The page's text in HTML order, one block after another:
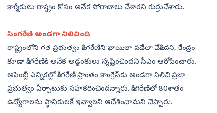
కార్మీకులు రాష్ట్రం కోసం అనేక పోరాటాలు చేశారని గుర్తుచేశారు.
సింగరేణి అండగా నిలిచింది
రాష్ట్రంలోని గత ప్రభుత్వం సింగరేణిని ఖాయిలా పడేలా చేసిందని, కేంద్రం
కూడా సింగరేణికి అనేక అడ్డంకులు సృష్టించిందని సీఎం ఆరోపించారు.
అసెంబ్లీ ఎన్నికల్లో సింగరేణి ప్రాంతం కాంగ్రెస్‌కు అండగా నిలిచి ప్రజా
ప్రభుత్వం ఏర్పాటుకు సహకరించిందన్నారు. సింగరేణిలో 80శాతం
ఉద్యోగాలను స్థానికులకే ఇవ్వాలని ఆదేశించామని చెప్పారు.